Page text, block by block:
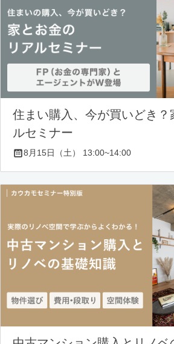
住まい購入、今が買いどき？
ルセミナー
8月15日（土） 13:00~14:00